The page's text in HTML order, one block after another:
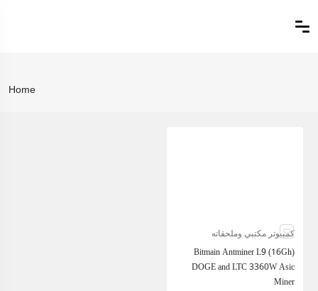
Home
كمبيوتر مكتبي وملحقاته
Bitmain Antminer L9 (16Gh)
DOGE and LTC 3360W Asic
Miner